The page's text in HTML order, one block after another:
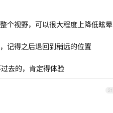
个视野，可以很大程度上降低眩晕
记得之后退回到稍远的位置
去的，肯定得体验
21